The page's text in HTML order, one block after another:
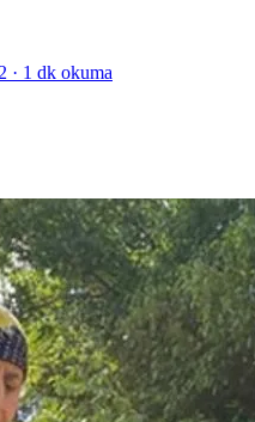
· 1 dk okuma